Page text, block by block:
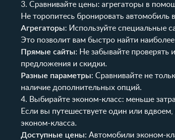
3. Сравнивайте цены: агрегаторы в
Не торопитесь бронировать автомобиль
Агрегаторы: Используйте специальные
Это позволит вам быстро найти
Прямые сайты: Не забывайте проверять
предложения и скидки.
Разные параметры: Сравнивайте не
наличие дополнительных опций.
4. Выбирайте эконом-класс: меньше
Если вы путешествуете один или
эконом-класса.
Доступные цены: Автомобили эконом-